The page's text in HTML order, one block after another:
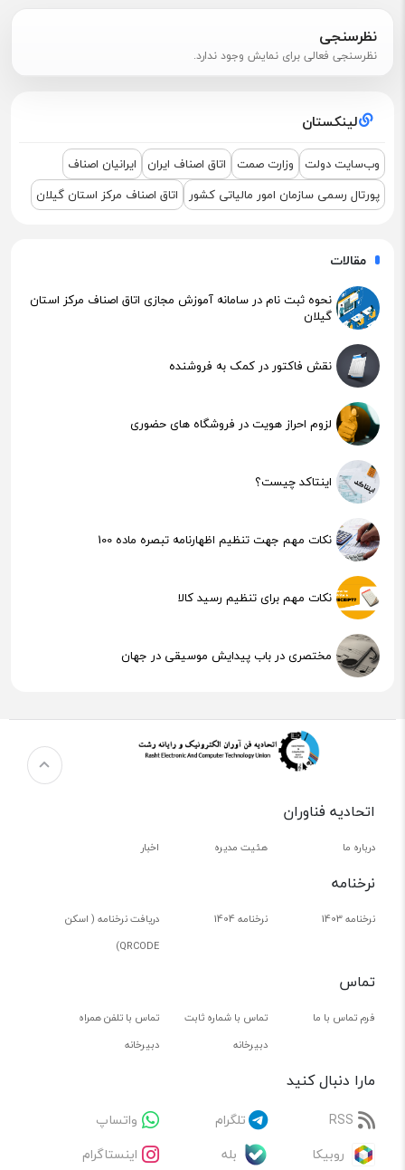
نشست مشترک درباره نمایشگاه ETEX+IGF 2025
نظرسنجی
نظرسنجی فعالی برای نمایش وجود ندارد.
لینکستان
وب‌سایت دولت وزارت صمت اتاق اصناف ایران
ایرانیان اصناف
پورتال رسمی سازمان امور مالیاتی کشور
اتاق اصناف مرکز استان گیلان
مقالات
نحوه ثبت نام در سامانه آموزش مجازی اتاق اصناف مرکز استان
گیلان
نقش فاکتور در کمک به فروشنده
لزوم احراز هویت در فروشگاه های حضوری
اینتاکد چیست؟
نکات مهم جهت تنظیم اظهارنامه تبصره ماده 100
نکات مهم برای تنظیم رسید کالا
مختصری در باب پیدایش موسیقی در جهان
اتحادیه فناوران
درباره ما هئیت مدیره اخبار
نرخنامه
نرخنامه 1403 نرخنامه 1404
دریافت نرخنامه ( اسکن
QRCODE)
تماس
فرم تماس با ما
تماس با شماره ثابت
دبیرخانه
تماس با تلفن همراه
دبیرخانه
مارا دنبال کنید
RSS تلگرام
واتساپ
روبیکا
بله اینستاگرام